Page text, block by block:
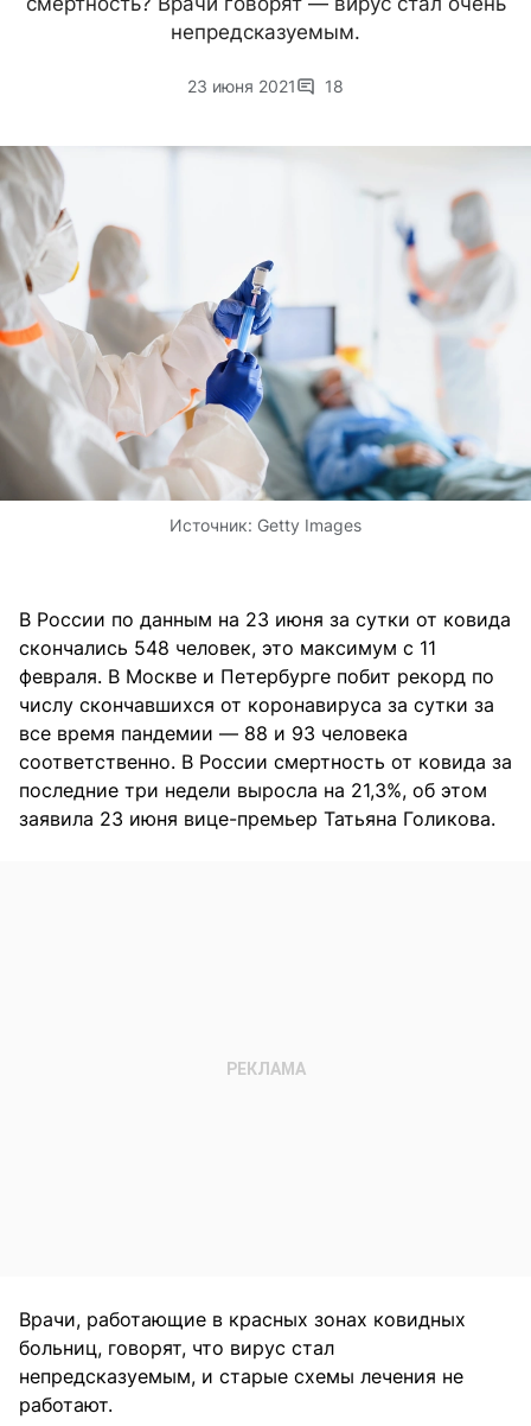
непредсказуемым.
23 июня 2021 18
Источник: Getty Images
В России по данным на 23 июня за сутки от ковида
скончались 548 человек, это максимум с 11
февраля. В Москве и Петербурге побит рекорд по
числу скончавшихся от коронавируса за сутки за
все время пандемии — 88 и 93 человека
соответственно. В России смертность от ковида за
последние три недели выросла на 21,3%, об этом
заявила 23 июня вице-премьер Татьяна Голикова.
Врачи, работающие в красных зонах ковидных
больниц, говорят, что вирус стал
непредсказуемым, и старые схемы лечения не
работают.